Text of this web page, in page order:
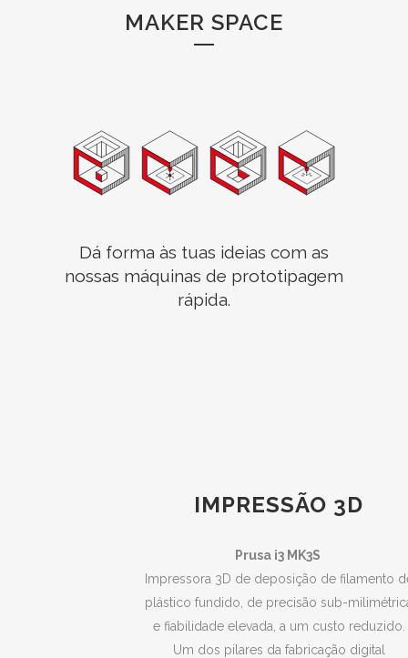
MAKER SPACE
Dá forma às tuas ideias com as
nossas máquinas de prototipagem
rápida.
IMPRESSÃO 3D
Prusa i3 MK3S
Impressora 3D de deposição de filamento de
plástico fundido, de precisão sub-milimétrica
e fiabilidade elevada, a um custo reduzido.
Um dos pilares da fabricação digital